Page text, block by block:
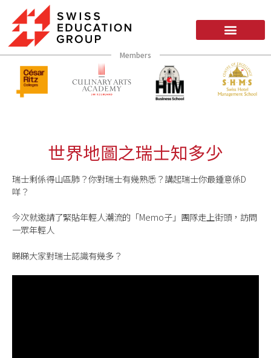
Members
世界地圖之瑞士知多少
瑞士剩係得山區肺？你對瑞士有幾熟悉？講起瑞士你最鍾意係D
咩？
今次就邀請了緊貼年輕人潮流的「Memo子」團隊走上街頭，訪問
一眾年輕人
睇睇大家對瑞士認識有幾多？